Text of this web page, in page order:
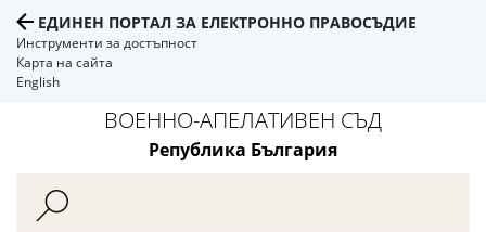
ЕДИНЕН ПОРТАЛ ЗА ЕЛЕКТРОННО ПРАВОСЪДИЕ
Инструменти за достъпност
Карта на сайта
English
ВОЕННО-АПЕЛАТИВЕН СЪД
Република България